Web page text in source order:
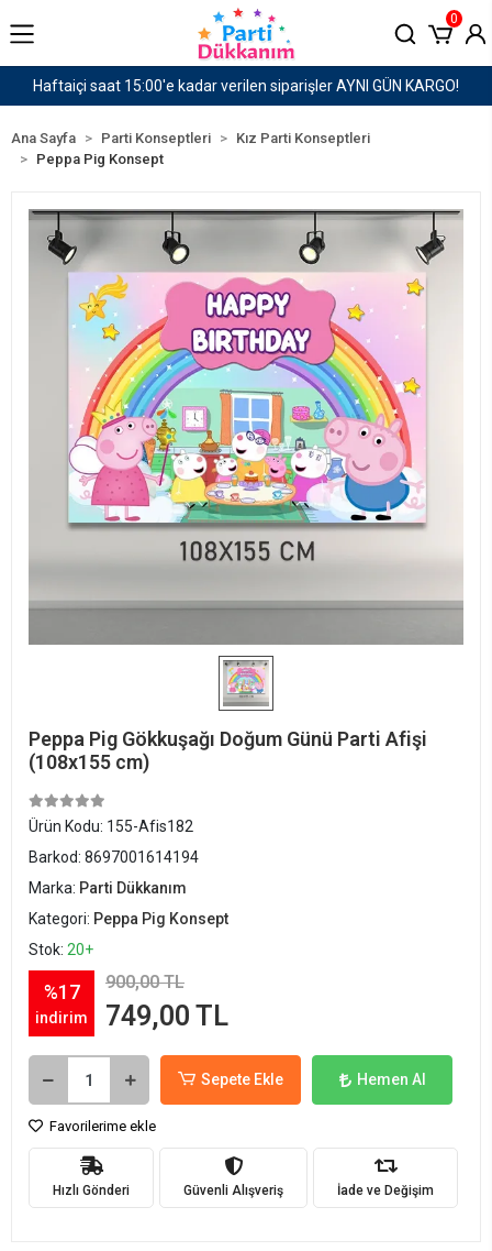
KARGO! 1500 TL ve Üzeri Kargo Ücretsiz!
0
Ana Sayfa Parti Konseptleri
Kız Parti Konseptleri
Peppa Pig Konsept
Peppa Pig Gökkuşağı Doğum Günü Parti Afişi
(108x155 cm)
Ürün Kodu: 155-Afis182
Barkod: 8697001614194
Marka: Parti Dükkanım
Kategori: Peppa Pig Konsept
Stok: 20+
%17
indirim
900,00 TL
749,00 TL
Sepete Ekle Hemen Al
Favorilerime ekle
Hızlı Gönderi Güvenli Alışveriş İade ve Değişim